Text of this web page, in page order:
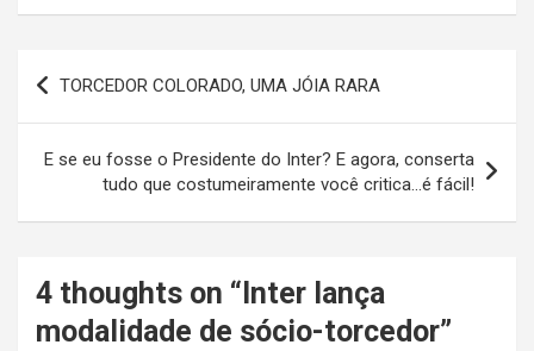
Navegação
de
Post
TORCEDOR COLORADO, UMA JÓIA RARA
E se eu fosse o Presidente do Inter? E agora, conserta
tudo que costumeiramente você critica…é fácil!
4 thoughts on “ Inter lança
modalidade de sócio-torcedor”